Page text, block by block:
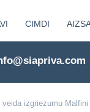
CIMDI
izgriezumu